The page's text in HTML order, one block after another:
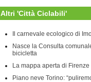
Altri 'Città Ciclabili'
Il carnevale ecologico di
Nasce la Consulta
bicicletta
La mappa aperta di Firenze
Piano neve Torino: